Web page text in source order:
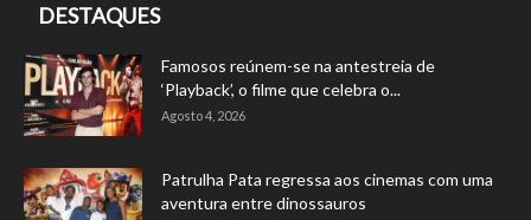
DESTAQUES
Famosos reúnem-se na antestreia de
‘Playback’, o filme que celebra o...
Agosto 4, 2026
Patrulha Pata regressa aos cinemas com uma
aventura entre dinossauros